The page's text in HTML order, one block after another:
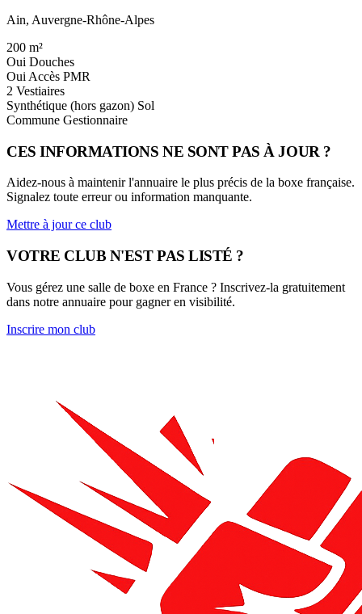
Ain, Auvergne-Rhône-Alpes
200 m²
Oui Douches
Oui Accès PMR
2 Vestiaires
Synthétique (hors gazon) Sol
Commune Gestionnaire
CES INFORMATIONS NE SONT PAS À JOUR ?
Aidez-nous à maintenir l'annuaire le plus précis de la boxe française.
Signalez toute erreur ou information manquante.
Mettre à jour ce club
VOTRE CLUB N'EST PAS LISTÉ ?
Vous gérez une salle de boxe en France ? Inscrivez-la gratuitement
dans notre annuaire pour gagner en visibilité.
Inscrire mon club